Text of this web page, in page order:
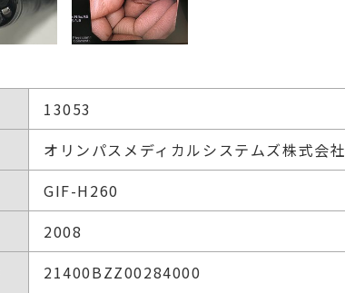
13053
オリンパスメディカルシステムズ株式会社
GIF-H260
2008
21400BZZ00284000